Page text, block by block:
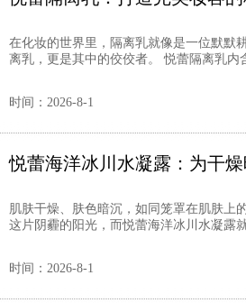
在化妆的世界里，隔离乳就像是一位默默
离乳，更是其中的佼佼者。 悦蕾隔离乳
时间：2026-8-1
悦蕾海洋冰川水凝露：为干
肌肤干燥、肤色暗沉，如同笼罩在肌肤上
这片阴霾的阳光，而悦蕾海洋冰川水凝露
时间：2026-8-1